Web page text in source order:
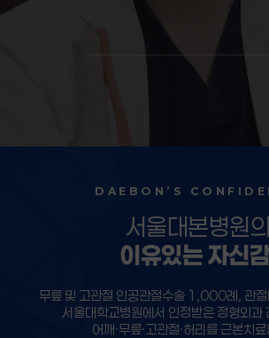
DAEBON’S
서울대본병원의
이유있는 자신
무릎 및 고관절 인공관절수술 1,000례, 관
서울대학교병원에서 인정받은 정형외과
어깨·무릎·고관절·허리를 근본치